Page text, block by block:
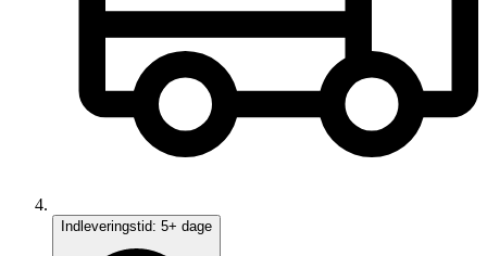
Indleveringstid: 5+ dage